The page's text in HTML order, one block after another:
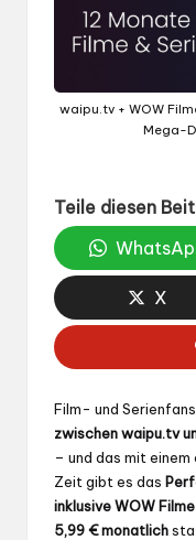
waipu.tv + WOW
Mega-
Teile diesen
X
Film- und
zwischen waipu.tv
– und das mit
Zeit gibt es das
inklusive WOW
5,99 € monatlich